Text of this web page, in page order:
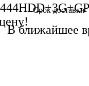
В ближайшее
Cрок доставки